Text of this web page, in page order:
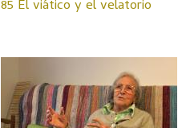
85 El viático y el velatorio